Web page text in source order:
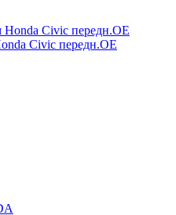
Civic передн.OE